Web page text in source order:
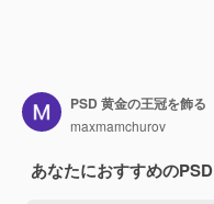
PSD 黄金の王冠を飾る
maxmamchurov
あなたにおすすめのPSD